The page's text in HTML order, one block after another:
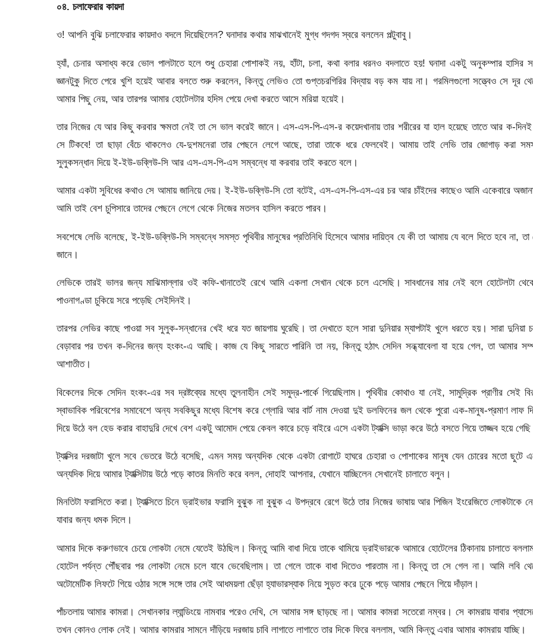
০৪. চলাফেরার কায়দা
ও! আপনি বুঝি চলাফেরার কায়দাও বদলে দিয়েছিলেন? ঘনাদার কথার মাঝখানেই মুগ্ধ গদগদ স্বরে বললেন পল্টুবাবু।
হ্যাঁ, চেনার অসাধ্য করে ভোল পালটাতে হলে শুধু চেহারা পোশাকই নয়, হাঁটা, চলা, কথা বলার ধরনও বদলাতে হয়! ঘনাদা একটু অনুকম্পার হাসির
জ্ঞানটুকু দিতে পেরে খুশি হয়েই আবার বলতে শুরু করলেন, কিন্তু লেভিও তো গুপ্তচরগিরির বিদ্যায় বড় কম যায় না। গরমিলগুলো সত্ত্বেও সে দূর
আমার পিছু নেয়, আর তারপর আমার হোটেলটার হদিস পেয়ে দেখা করতে আসে মরিয়া হয়েই।
তার নিজের যে আর কিছু করবার ক্ষমতা নেই তা সে ভাল করেই জানে। এস-এস-পি-এস-র কয়েদখানায় তার শরীরের যা হাল হয়েছে তাতে আর ক-দিনই
সে টিকবে! তা ছাড়া বেঁচে থাকলেও যে-দুশমনেরা তার পেছনে লেগে আছে, তারা তাকে ধরে ফেলবেই। আমায় তাই লেভি তার জোগাড় করা
সুলুকসন্ধান দিয়ে ই-ইউ-ডব্লিউ-সি আর এস-এস-পি-এস সম্বন্ধে যা করবার তাই করতে বলে।
আমার একটা সুবিধের কথাও সে আমায় জানিয়ে দেয়। ই-ইউ-ডব্লিউ-সি তো বটেই, এস-এস-পি-এস-এর চর আর চাঁইদের কাছেও আমি একেবারে
আমি তাই বেশ চুপিসারে তাদের পেছনে লেগে থেকে নিজের মতলব হাসিল করতে পারব।
সবশেষে লেভি বলেছে, ই-ইউ-ডব্লিউ-সি সম্বন্ধে সমস্ত পৃথিবীর মানুষের প্রতিনিধি হিসেবে আমার দায়িত্ব যে কী তা আমায় যে বলে দিতে হবে না, তা
জানে।
লেভিকে তারই ভালর জন্য মাঝিমাল্লার ওই কফি-খানাতেই রেখে আমি একলা সেখান থেকে চলে এসেছি। সাবধানের মার নেই বলে হোটেলটা
পাওনাগণ্ডা চুকিয়ে সরে পড়েছি সেইদিনই।
তারপর লেভির কাছে পাওয়া সব সুলুক-সন্ধানের খেই ধরে যত জায়গায় ঘুরেছি। তা দেখাতে হলে সারা দুনিয়ার ম্যাপটাই খুলে ধরতে হয়। সারা দুনিয়া
বেড়াবার পর তখন ক-দিনের জন্য হংকং-এ আছি। কাজ যে কিছু সারতে পারিনি তা নয়, কিন্তু হঠাৎ সেদিন সন্ধ্যাবেলা যা হয়ে গেল, তা আমার
আশাতীত।
বিকেলের দিকে সেদিন হংকং-এর সব দ্রষ্টব্যের মধ্যে তুলনাহীন সেই সমুদ্র-পার্কে গিয়েছিলাম। পৃথিবীর কোথাও যা নেই, সামুদ্রিক প্রাণীর সেই
স্বাভাবিক পরিবেশের সমাবেশে অন্য সবকিছুর মধ্যে বিশেষ করে গ্লোরি আর বার্ট নাম দেওয়া দুই ডলফিনের জল থেকে পুরো এক-মানুষ-প্রমাণ লাফ
দিয়ে উঠে বল হেড করার বাহাদুরি দেখে বেশ একটু আমোদ পেয়ে কেবল কারে চড়ে বাইরে এসে একটা ট্যাক্সি ভাড়া করে উঠে বসতে গিয়ে তাজ্জব হয়ে
ট্যাক্সির দরজাটা খুলে সবে ভেতরে উঠে বসেছি, এমন সময় অন্যদিক থেকে একটা রোগাটে হাঘরে চেহারা ও পোশাকের মানুষ যেন চোরের মতো ছুটে
অন্যদিক দিয়ে আমার ট্যাক্সিটায় উঠে পড়ে কাতর মিনতি করে বলল, দোহাই আপনার, যেখানে যাচ্ছিলেন সেখানেই চালাতে বলুন।
মিনতিটা ফরাসিতে করা। ট্যাক্সিতে চিনে ড্রাইভার ফরাসি বুঝুক না বুঝুক এ উপদ্রবে রেগে উঠে তার নিজের ভাষায় আর পিজিন ইংরেজিতে লোকটাকে
যাবার জন্য ধমক দিলে।
আমার দিকে করুণভাবে চেয়ে লোকটা নেমে যেতেই উঠছিল। কিন্তু আমি বাধা দিয়ে তাকে থামিয়ে ড্রাইভারকে আমারে হোটেলের ঠিকানায় চালাতে
হোটেল পর্যন্ত পৌঁছবার পর লোকটা নেমে চলে যাবে ভেবেছিলাম। তা গেলে তাকে বাধা দিতেও পারতাম না। কিন্তু তা সে গেল না। আমি লবি
অটোমেটিক লিফটে গিয়ে ওঠার সঙ্গে সঙ্গে তার সেই আধময়লা ছেঁড়া হ্যাভারস্যাক নিয়ে সুড়ত করে ঢুকে পড়ে আমার পেছনে গিয়ে দাঁড়াল।
পাঁচতলায় আমার কামরা। সেখানকার ল্যান্ডিংয়ে নামবার পরেও দেখি, সে আমার সঙ্গ ছাড়ছে না। আমার কামরা সতেরো নম্বর। সে কামরায় যাবার
তখন কোনও লোক নেই। আমার কামরার সামনে দাঁড়িয়ে দরজায় চাবি লাগাতে লাগাতে তার দিকে ফিরে বললাম, আমি কিন্তু এবার আমার কামরায় যাচ্ছি।